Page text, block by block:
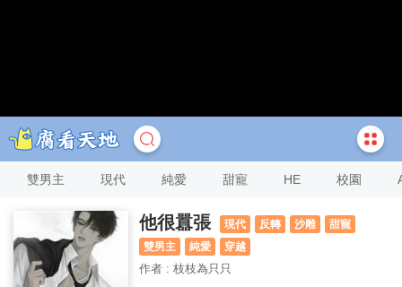
雙男主 現代 純愛 甜寵 HE 校園
他很囂張 現代 反轉 沙雕
甜寵
雙男主
純愛
穿越
作者 : 枝枝為只只